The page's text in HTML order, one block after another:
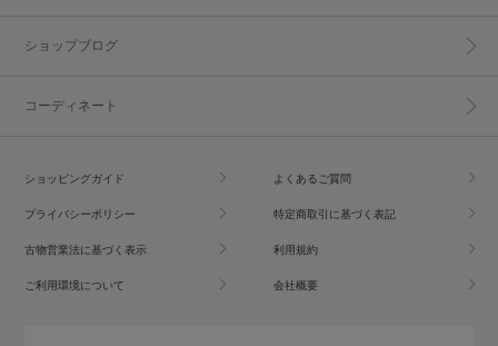
ショップブログ
コーディネート
ショッピングガイド よくあるご質問
プライバシーポリシー 特定商取引に基づく表記
古物営業法に基づく表示 利用規約
ご利用環境について 会社概要